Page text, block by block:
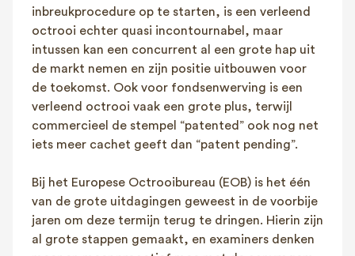
inbreukprocedure op te starten, is een verleend
octrooi echter quasi incontournabel, maar
intussen kan een concurrent al een grote hap uit
de markt nemen en zijn positie uitbouwen voor
de toekomst. Ook voor fondsenwerving is een
verleend octrooi vaak een grote plus, terwijl
commercieel de stempel “patented” ook nog net
iets meer cachet geeft dan “patent pending”.
Bij het Europese Octrooibureau (EOB) is het één
van de grote uitdagingen geweest in de voorbije
jaren om deze termijn terug te dringen. Hierin zijn
al grote stappen gemaakt, en examiners denken